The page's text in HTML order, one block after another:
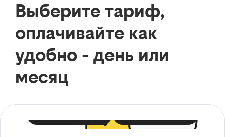
Выберите тариф,
оплачивайте как
удобно - день или
месяц